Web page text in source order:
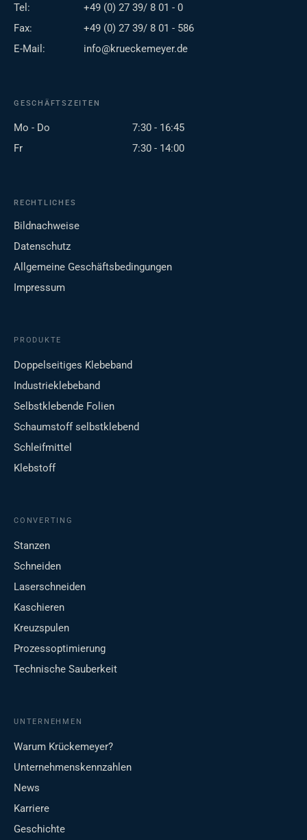
Tel:
+49 (0) 27 39/ 8 01 - 0
Fax:
+49 (0) 27 39/ 8 01 - 586
E-Mail:
info@krueckemeyer.de
GESCHÄFTSZEITEN
Mo - Do
7:30 - 16:45
Fr
7:30 - 14:00
RECHTLICHES
Bildnachweise
Datenschutz
Allgemeine Geschäftsbedingungen
Impressum
PRODUKTE
Doppelseitiges Klebeband
Industrieklebeband
Selbstklebende Folien
Schaumstoff selbstklebend
Schleifmittel
Klebstoff
CONVERTING
Stanzen
Schneiden
Laserschneiden
Kaschieren
Kreuzspulen
Prozessoptimierung
Technische Sauberkeit
UNTERNEHMEN
Warum Krückemeyer?
Unternehmenskennzahlen
News
Karriere
Geschichte